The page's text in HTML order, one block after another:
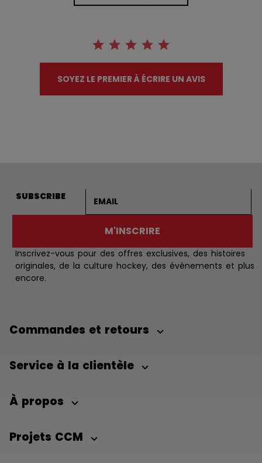
SOYEZ LE PREMIER À ÉCRIRE UN AVIS
SUBSCRIBE
M'INSCRIRE
Inscrivez-vous pour des offres exclusives, des histoires
originales, de la culture hockey, des évènements et plus
encore.
Commandes et retours
Service à la clientèle
À propos
Projets CCM